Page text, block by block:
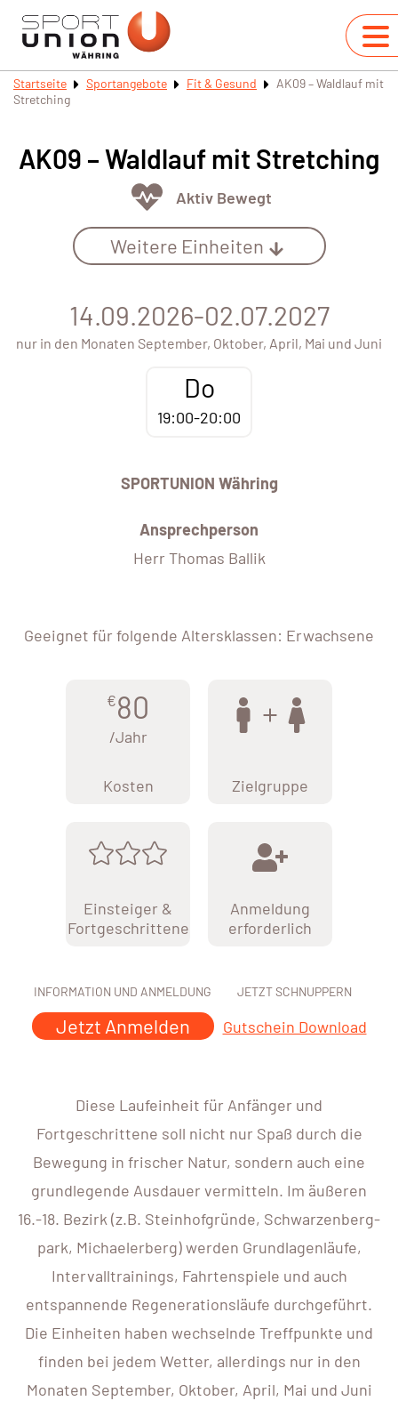
Startseite Sportangebote Fit & Gesund
AK09 – Waldlauf mit
Stretching
AK09 – Waldlauf mit Stretching
Aktiv Bewegt
Weitere Einheiten
14.09.2026-02.07.2027
nur in den Monaten September, Oktober, April, Mai und Juni
Do
19:00-20:00
SPORTUNION Währing
Ansprechperson
Herr Thomas Ballik
Geeignet für folgende Altersklassen: Erwachsene
€80
/Jahr
Kosten Zielgruppe
Einsteiger &
Fortgeschrittene
Anmeldung
erforderlich
INFORMATION UND ANMELDUNG
Jetzt Anmelden
JETZT SCHNUPPERN
Gutschein Download
Diese Laufeinheit für Anfänger und
Fortgeschrittene soll nicht nur Spaß durch die
Bewegung in frischer Natur, sondern auch eine
grundlegende Ausdauer vermitteln. Im äußeren
16.-18. Bezirk (z.B. Steinhofgründe, Schwarzenberg-
park, Michaelerberg) werden Grundlagenläufe,
Intervalltrainings, Fahrtenspiele und auch
entspannende Regenerationsläufe durchgeführt.
Die Einheiten haben wechselnde Treffpunkte und
finden bei jedem Wetter, allerdings nur in den
Monaten September, Oktober, April, Mai und Juni